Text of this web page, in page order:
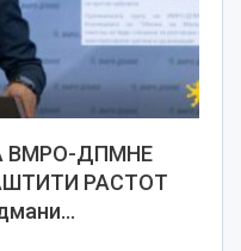
ВМРО-ДПМНЕ
РАСТОТ